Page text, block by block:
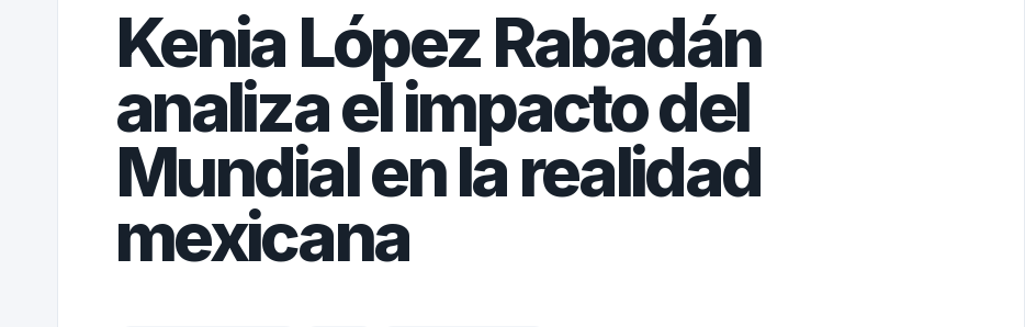
Kenia López Rabadán
analiza el impacto del
Mundial en la realidad
mexicana